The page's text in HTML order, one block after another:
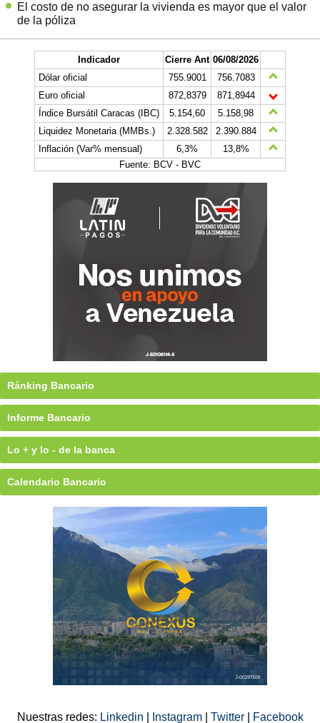
El costo de no asegurar la vivienda es mayor que el valor
de la póliza
Indicador Cierre Ant 06/08/2026
Dólar oficial
755.9001
756.7083
Euro oficial
872,8379
871,8944
Índice Bursátil Caracas (IBC)
5.154,60
5.158,98
Liquidez Monetaria (MMBs.)
2.328.582
2.390.884
Inflación (Var% mensual)
6,3%
13,8%
Fuente: BCV - BVC
Ránking Bancario
Informe Bancario
Lo + y lo - de la banca
Calendario Bancario
Nuestras redes: Linkedin Instagram Twitter Facebook